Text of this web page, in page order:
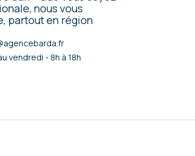
nous vous
partout en région
vendredi - 8h à 18h